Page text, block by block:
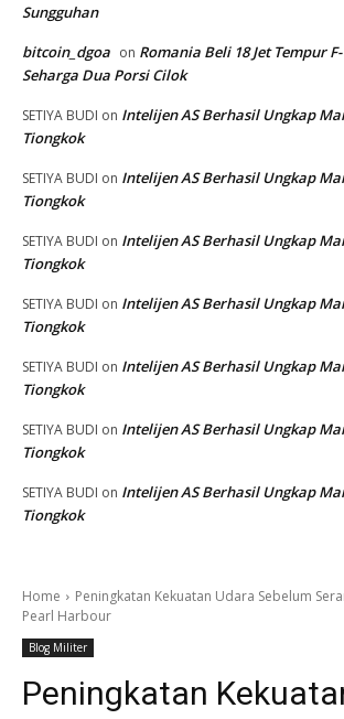
Sungguhan
bitcoin_dgoa on Romania Beli 18 Jet Tempur
Seharga Dua Porsi Cilok
SETIYA BUDI on Intelijen AS Berhasil Ungkap
Tiongkok
SETIYA BUDI on Intelijen AS Berhasil Ungkap
Tiongkok
SETIYA BUDI on Intelijen AS Berhasil Ungkap
Tiongkok
SETIYA BUDI on Intelijen AS Berhasil Ungkap
Tiongkok
SETIYA BUDI on Intelijen AS Berhasil Ungkap
Tiongkok
SETIYA BUDI on Intelijen AS Berhasil Ungkap
Tiongkok
SETIYA BUDI on Intelijen AS Berhasil Ungkap
Tiongkok